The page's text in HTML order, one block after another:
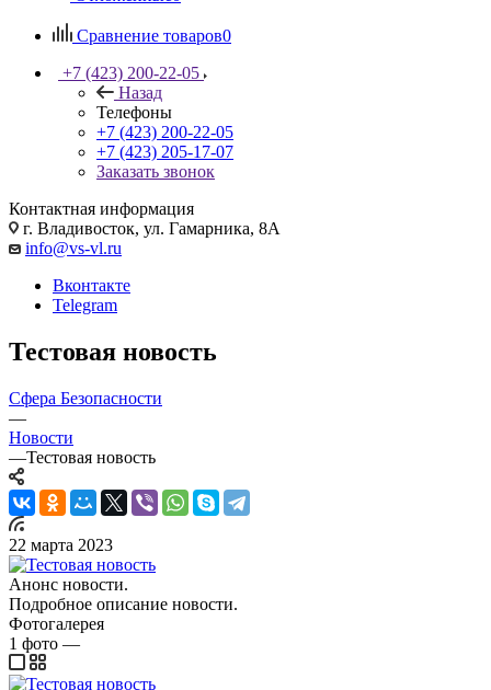
Сравнение товаров0
+7 (423) 200-22-05
Назад
Телефоны
+7 (423) 200-22-05
+7 (423) 205-17-07
Заказать звонок
Контактная информация
г. Владивосток, ул. Гамарника, 8А
info@vs-vl.ru
Вконтакте
Telegram
Тестовая новость
Сфера Безопасности
—
Новости
—Тестовая новость
22 марта 2023
Анонс новости.
Подробное описание новости.
Фотогалерея
1 фото —